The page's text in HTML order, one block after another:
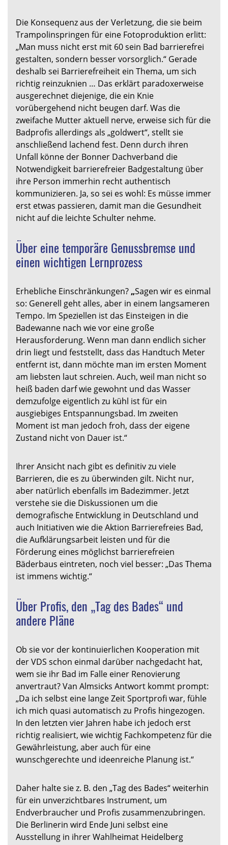
Die Konsequenz aus der Verletzung, die sie beim
Trampolinspringen für eine Fotoproduktion erlitt:
„Man muss nicht erst mit 60 sein Bad barrierefrei
gestalten, sondern besser vorsorglich.“ Gerade
deshalb sei Barrierefreiheit ein Thema, um sich
richtig reinzuknien … Das erklärt paradoxerweise
ausgerechnet diejenige, die ein Knie
vorübergehend nicht beugen darf. Was die
zweifache Mutter aktuell nerve, erweise sich für die
Badprofis allerdings als „goldwert“, stellt sie
anschließend lachend fest. Denn durch ihren
Unfall könne der Bonner Dachverband die
Notwendigkeit barrierefreier Badgestaltung über
ihre Person immerhin recht authentisch
kommunizieren. Ja, so sei es wohl: Es müsse immer
erst etwas passieren, damit man die Gesundheit
nicht auf die leichte Schulter nehme.
Über eine temporäre Genussbremse und
einen wichtigen Lernprozess
Erhebliche Einschränkungen? „Sagen wir es einmal
so: Generell geht alles, aber in einem langsameren
Tempo. Im Speziellen ist das Einsteigen in die
Badewanne nach wie vor eine große
Herausforderung. Wenn man dann endlich sicher
drin liegt und feststellt, dass das Handtuch Meter
entfernt ist, dann möchte man im ersten Moment
am liebsten laut schreien. Auch, weil man nicht so
heiß baden darf wie gewohnt und das Wasser
demzufolge eigentlich zu kühl ist für ein
ausgiebiges Entspannungsbad. Im zweiten
Moment ist man jedoch froh, dass der eigene
Zustand nicht von Dauer ist.“
Ihrer Ansicht nach gibt es definitiv zu viele
Barrieren, die es zu überwinden gilt. Nicht nur,
aber natürlich ebenfalls im Badezimmer. Jetzt
verstehe sie die Diskussionen um die
demografische Entwicklung in Deutschland und
auch Initiativen wie die Aktion Barrierefreies Bad,
die Aufklärungsarbeit leisten und für die
Förderung eines möglichst barrierefreien
Bäderbaus eintreten, noch viel besser: „Das Thema
ist immens wichtig.“
Über Profis, den „Tag des Bades“ und
andere Pläne
Ob sie vor der kontinuierlichen Kooperation mit
der VDS schon einmal darüber nachgedacht hat,
wem sie ihr Bad im Falle einer Renovierung
anvertraut? Van Almsicks Antwort kommt prompt:
„Da ich selbst eine lange Zeit Sportprofi war, fühle
ich mich quasi automatisch zu Profis hingezogen.
In den letzten vier Jahren habe ich jedoch erst
richtig realisiert, wie wichtig Fachkompetenz für die
Gewährleistung, aber auch für eine
wunschgerechte und ideenreiche Planung ist.“
Daher halte sie z. B. den „Tag des Bades“ weiterhin
für ein unverzichtbares Instrument, um
Endverbraucher und Profis zusammenzubringen.
Die Berlinerin wird Ende Juni selbst eine
Ausstellung in ihrer Wahlheimat Heidelberg